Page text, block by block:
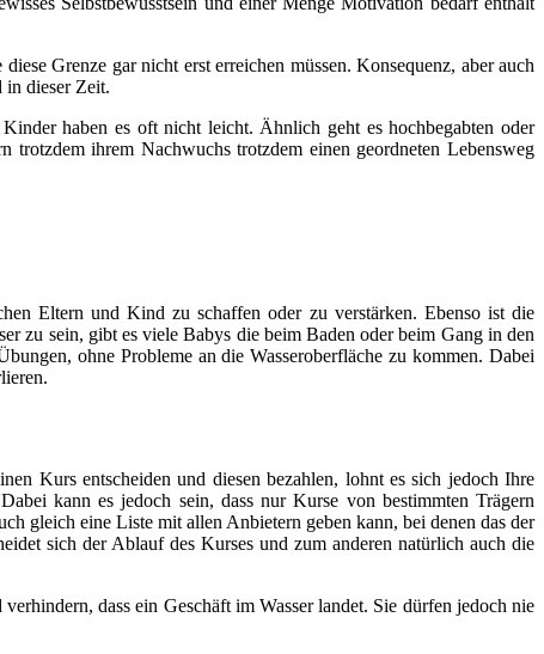
Grenze gar nicht erst erreichen müssen. Konsequenz, aber auch
in dieser Zeit.
haben es oft nicht leicht. Ähnlich geht es hochbegabten oder
ihrem Nachwuchs trotzdem einen geordneten Lebensweg
Eltern und Kind zu schaffen oder zu verstärken. Ebenso ist die
zu sein, gibt es viele Babys die beim Baden oder beim Gang in den
ohne Probleme an die Wasseroberfläche zu kommen. Dabei
Kurs entscheiden und diesen bezahlen, lohnt es sich jedoch Ihre
kann es jedoch sein, dass nur Kurse von bestimmten Trägern
gleich eine Liste mit allen Anbietern geben kann, bei denen das der
sich der Ablauf des Kurses und zum anderen natürlich auch die
dass ein Geschäft im Wasser landet. Sie dürfen jedoch nie